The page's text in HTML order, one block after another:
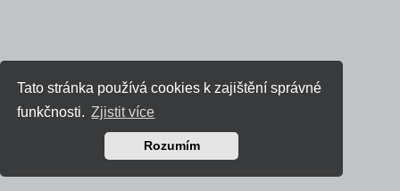
Tato stránka používá cookies k zajištění správné
funkčnosti. Zjistit více
Rozumím